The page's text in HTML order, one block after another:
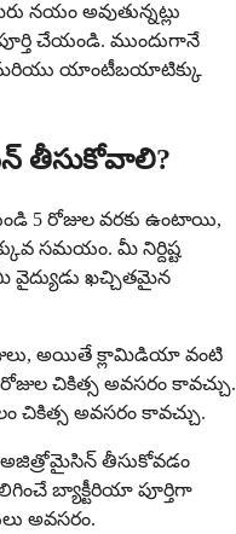
నయం అవుతున్నట్లు
చేయండి. ముందుగానే
మరియు యాంటీబయాటిక్కు
తీసుకోవాలి?
5 రోజుల వరకు ఉంటాయి,
సమయం. మీ నిర్దిష్ట
వైద్యుడు ఖచ్చితమైన
అయితే క్లామిడియా వంటి
చికిత్స అవసరం కావచ్చు.
చికిత్స అవసరం కావచ్చు.
అజిత్రోమైసిన్ తీసుకోవడం
బ్యాక్టీరియా పూర్తిగా
అవసరం.